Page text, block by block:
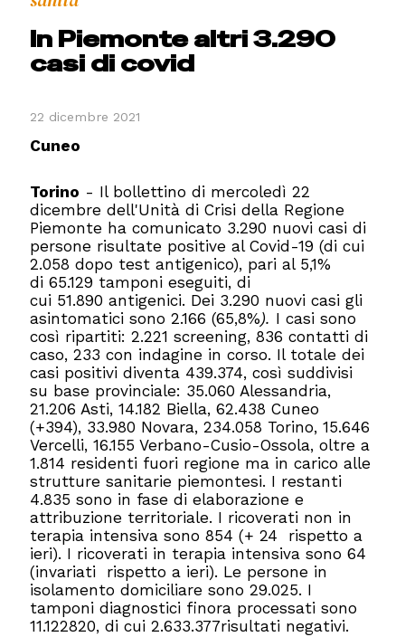
In Piemonte altri 3.290
casi di covid
22 dicembre 2021
Cuneo
Torino - Il bollettino di mercoledì 22
dicembre dell'Unità di Crisi della Regione
Piemonte ha comunicato 3.290 nuovi casi di
persone risultate positive al Covid-19 (di cui
2.058 dopo test antigenico), pari al 5,1%
di 65.129 tamponi eseguiti, di
cui 51.890 antigenici. Dei 3.290 nuovi casi gli
asintomatici sono 2.166 (65,8%). I casi sono
così ripartiti: 2.221 screening, 836 contatti di
caso, 233 con indagine in corso. Il totale dei
casi positivi diventa 439.374, così suddivisi
su base provinciale: 35.060 Alessandria,
21.206 Asti, 14.182 Biella, 62.438 Cuneo
(+394), 33.980 Novara, 234.058 Torino, 15.646
Vercelli, 16.155 Verbano-Cusio-Ossola, oltre a
1.814 residenti fuori regione ma in carico alle
strutture sanitarie piemontesi. I restanti
4.835 sono in fase di elaborazione e
attribuzione territoriale. I ricoverati non in
terapia intensiva sono 854 (+ 24 rispetto a
ieri). I ricoverati in terapia intensiva sono 64
(invariati rispetto a ieri). Le persone in
isolamento domiciliare sono 29.025. I
tamponi diagnostici finora processati sono
11.122820, di cui 2.633.377risultati negativi.